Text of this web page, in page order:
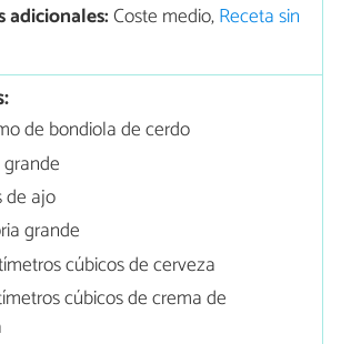
adicionales:Coste medio,Receta sin
de bondiola de cerdo
de ajo
grande
cúbicos de cerveza
cúbicos de crema de